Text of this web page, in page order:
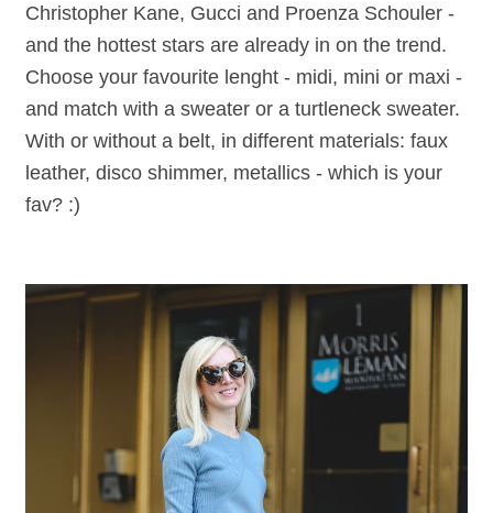
Christopher Kane, Gucci and Proenza Schouler -
and the hottest stars are already in on the trend.
Choose your favourite lenght - midi, mini or maxi -
and match with a sweater or a turtleneck sweater.
With or without a belt, in different materials: faux
leather, disco shimmer, metallics - which is your
fav? :)